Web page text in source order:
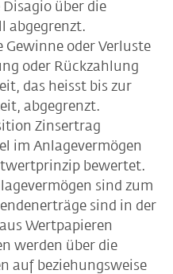
über die
abgegrenzt.
Gewinne oder Verluste
oder Rückzahlung
das heisst bis zur
abgegrenzt.
Zinsertrag
im Anlagevermögen
bewertet.
sind zum
sind in der
Wertpapieren
werden über die
auf beziehungsweise